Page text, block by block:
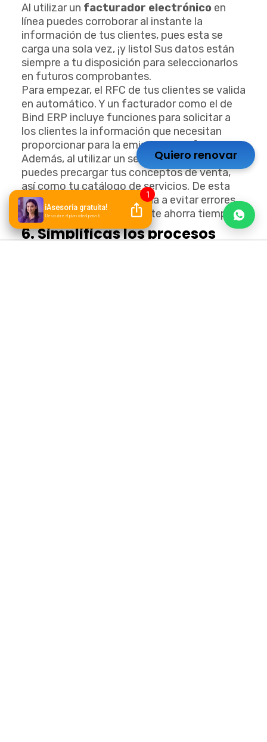
Al utilizar un facturador electrónico en
línea puedes corroborar al instante la
información de tus clientes, pues esta se
carga una sola vez, ¡y listo! Sus datos están
siempre a tu disposición para seleccionarlos
en futuros comprobantes.
Para empezar, el RFC de tus clientes se valida
en automático. Y un facturador como el de
Bind ERP incluye funciones para solicitar a
los clientes la información que necesitan
proporcionar para la emisión de su factura.
Además, al utilizar un servicio de facturación,
puedes precargar tus conceptos de venta,
así como tu catálogo de servicios. De esta
manera, el sistema te ayuda a evitar errores
de captura en la factura… ¡te ahorra tiempo!
6. Simplificas los procesos
Quiero renovar